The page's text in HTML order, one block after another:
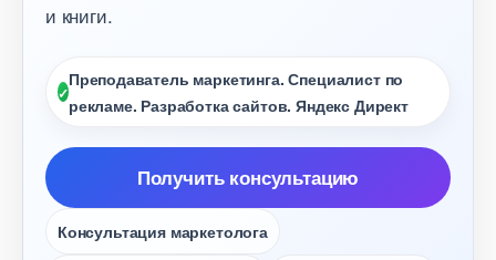
и книги.
Преподаватель маркетинга. Специалист по
рекламе. Разработка сайтов. Яндекс Директ
Получить консультацию
Консультация маркетолога